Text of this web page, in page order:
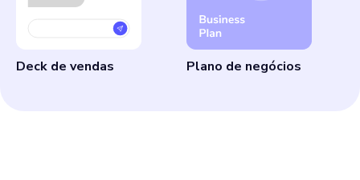
Deck de vendas Plano de negócios